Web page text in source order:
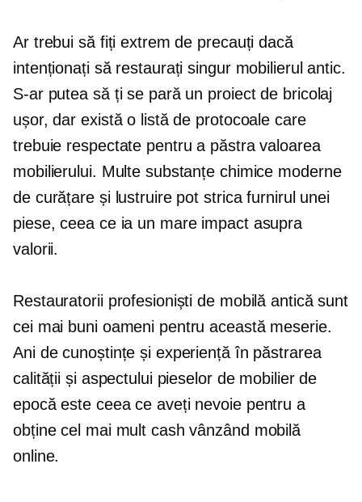
Ar trebui să fiți extrem de precauți dacă
intenționați să restaurați singur mobilierul antic.
S-ar putea să ți se pară un proiect de bricolaj
ușor, dar există o listă de protocoale care
trebuie respectate pentru a păstra valoarea
mobilierului. Multe substanțe chimice moderne
de curățare și lustruire pot strica furnirul unei
piese, ceea ce ia un mare impact asupra
valorii.
Restauratorii profesioniști de mobilă antică sunt
cei mai buni oameni pentru această meserie.
Ani de cunoștințe și experiență în păstrarea
calității și aspectului pieselor de mobilier de
epocă este ceea ce aveți nevoie pentru a
obține cel mai mult cash vânzând mobilă
online.